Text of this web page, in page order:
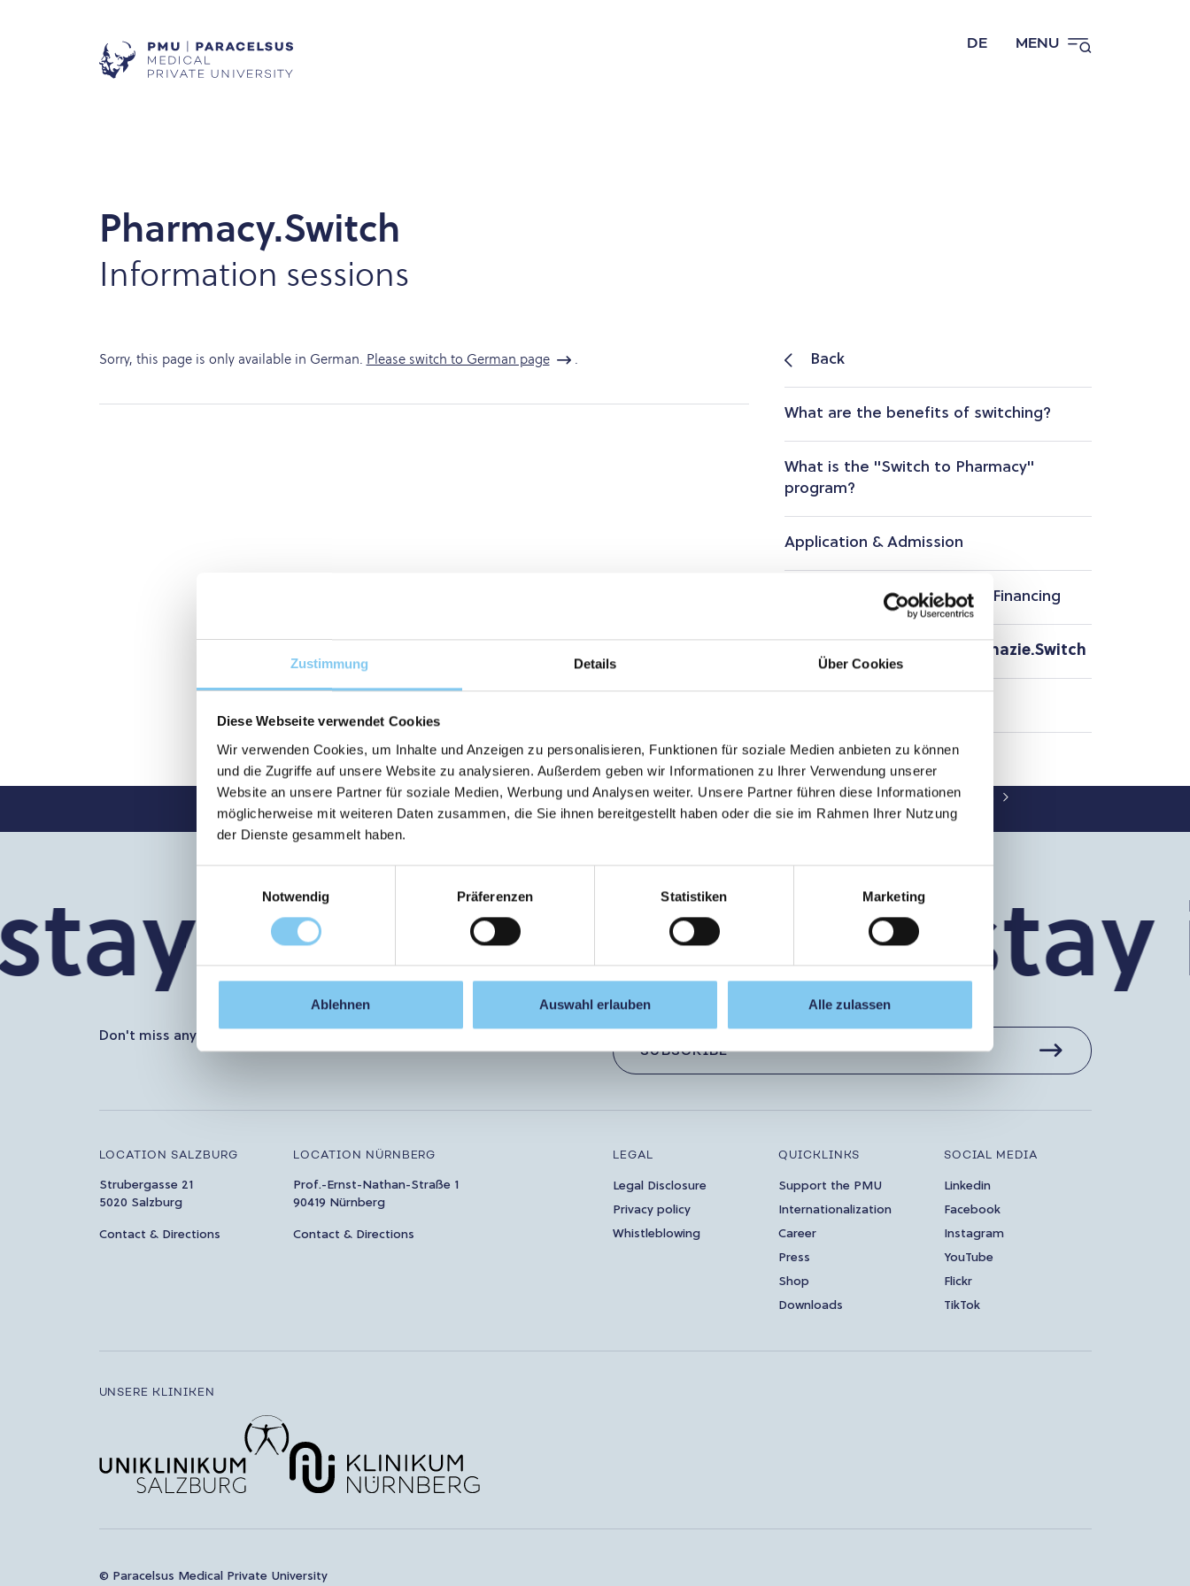
Zustimmung Details Über Cookies
Diese Webseite verwendet Cookies
Wir verwenden Cookies, um Inhalte und Anzeigen zu personalisieren, Funktionen für soziale Medien anbieten zu können
und die Zugriffe auf unsere Website zu analysieren. Außerdem geben wir Informationen zu Ihrer Verwendung unserer
Website an unsere Partner für soziale Medien, Werbung und Analysen weiter. Unsere Partner führen diese Informationen
möglicherweise mit weiteren Daten zusammen, die Sie ihnen bereitgestellt haben oder die sie im Rahmen Ihrer Nutzung
der Dienste gesammelt haben.
Notwendig
Präferenzen Statistiken Marketing
Ablehnen Auswahl erlauben Alle zulassen
DE MENU
Pharmacy.Switch
Information sessions
Sorry, this page is only available in German. Please switch to German page . Back
What are the benefits of switching?
What is the "Switch to Pharmacy"
program?
Application & Admission
Tuition fees, Scholarships & Financing
Information sessions Pharmazie.Switch
Paracelsus Medical Private University (PMU) Studies & further education Pharmacy
Pharmacy.Switch
Information sessions Pharmazie.Switch
in touch!Let’s stay
Don't miss any more news about PMU. Subscribe to the newsletter now!
SUBSCRIBE
LOCATION SALZBURG
Strubergasse 21
5020 Salzburg
Contact & Directions
LOCATION NÜRNBERG
Prof.-Ernst-Nathan-Straße 1
90419 Nürnberg
Contact & Directions
LEGAL
Legal Disclosure
Privacy policy
Whistleblowing
QUICKLINKS
Support the PMU
Internationalization
Career
Press
Shop
Downloads
SOCIAL MEDIA
Linkedin
Facebook
Instagram
YouTube
Flickr
TikTok
UNSERE KLINIKEN
© Paracelsus Medical Private University